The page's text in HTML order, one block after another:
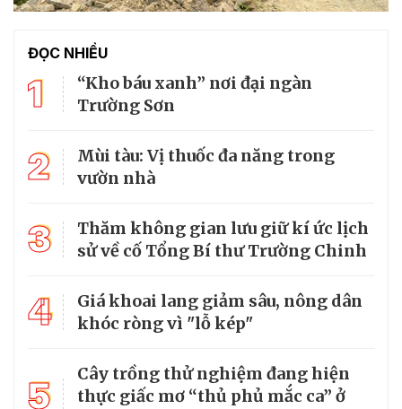
ĐỌC NHIỀU
1
“Kho báu xanh” nơi đại ngàn
Trường Sơn
2
Mùi tàu: Vị thuốc đa năng trong
vườn nhà
3
Thăm không gian lưu giữ kí ức lịch
sử về cố Tổng Bí thư Trường Chinh
4
Giá khoai lang giảm sâu, nông dân
khóc ròng vì "lỗ kép"
5
Cây trồng thử nghiệm đang hiện
thực giấc mơ “thủ phủ mắc ca” ở